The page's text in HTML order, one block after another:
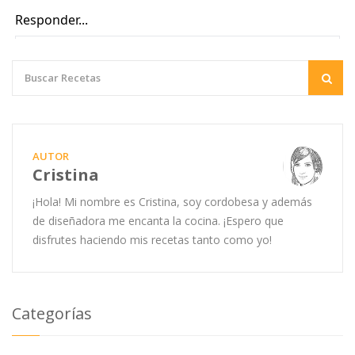
AUTOR
Cristina
¡Hola! Mi nombre es Cristina, soy cordobesa y además
de diseñadora me encanta la cocina. ¡Espero que
disfrutes haciendo mis recetas tanto como yo!
Categorías